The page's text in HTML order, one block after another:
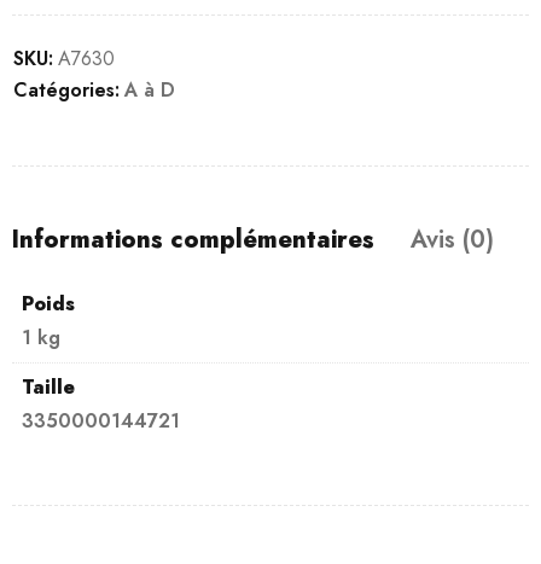
SKU: A7630
Catégories: A à D
Informations complémentaires Avis (0)
Poids
1 kg
Taille
3350000144721